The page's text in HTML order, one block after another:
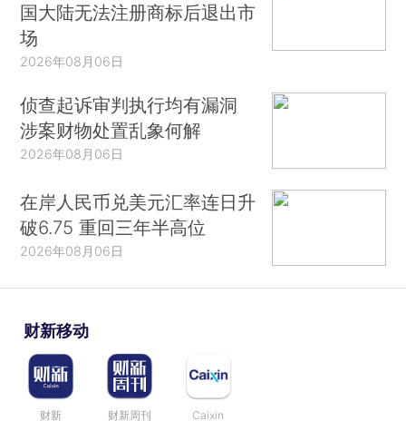
国大陆无法注册商标后退出市
场
2026年08月06日
侦查起诉审判执行均有漏洞
涉案财物处置乱象何解
2026年08月06日
在岸人民币兑美元汇率连日升
破6.75 重回三年半高位
2026年08月06日
财新移动
财新 财新周刊 Caixin